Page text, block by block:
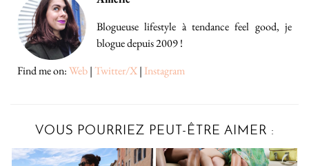
Blogueuse lifestyle à tendance feel good, je
blogue depuis 2009 !
Find me on:Web|Twitter/X| Instagram
VOUS POURRIEZ PEUT-ÊTRE AIMER :